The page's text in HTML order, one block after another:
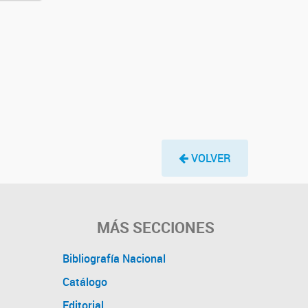
VOLVER
MÁS SECCIONES
Bibliografía Nacional
Catálogo